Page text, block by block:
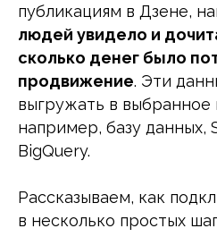
публикациям в Дзене,
людей увидело и
сколько денег было
продвижение. Эти
выгружать в
например, базу данных,
BigQuery.
Рассказываем, как
в несколько простых